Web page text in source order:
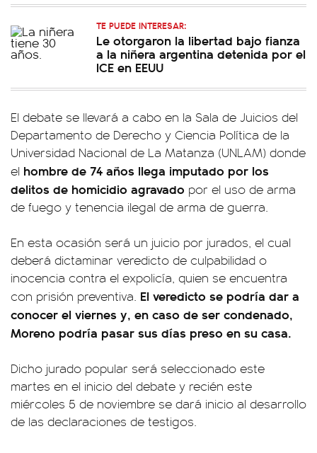
TE PUEDE INTERESAR:
Le otorgaron la libertad bajo fianza
a la niñera argentina detenida por el
ICE en EEUU
El debate se llevará a cabo en la Sala de Juicios del
Departamento de Derecho y Ciencia Política de la
Universidad Nacional de La Matanza (UNLAM) donde
el hombre de 74 años llega imputado por los
delitos de homicidio agravado por el uso de arma
de fuego y tenencia ilegal de arma de guerra.
En esta ocasión será un juicio por jurados, el cual
deberá dictaminar veredicto de culpabilidad o
inocencia contra el expolicía, quien se encuentra
con prisión preventiva. El veredicto se podría dar a
conocer el viernes y, en caso de ser condenado,
Moreno podría pasar sus días preso en su casa.
Dicho jurado popular será seleccionado este
martes en el inicio del debate y recién este
miércoles 5 de noviembre se dará inicio al desarrollo
de las declaraciones de testigos.